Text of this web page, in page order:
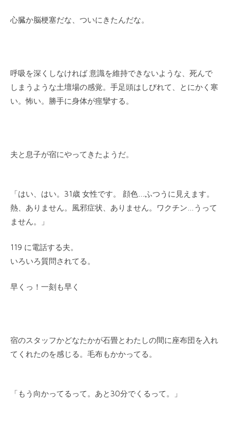
心臓か脳梗塞だな、ついにきたんだな。
呼吸を深くしなければ 意識を維持できないような、死んで
しまうような土壇場の感覚。手足頭はしびれて、とにかく寒
い。怖い。勝手に身体が痙攣する。
夫と息子が宿にやってきたようだ。
「はい、はい。31歳 女性です。 顔色…ふつうに見えます。
熱、ありません。風邪症状、ありません。ワクチン…うって
ません。」
119 に電話する夫。
いろいろ質問されてる。
早くっ！一刻も早く
宿のスタッフかどなたかが石畳とわたしの間に座布団を入れ
てくれたのを感じる。毛布もかかってる。
「もう向かってるって。あと30分でくるって。」